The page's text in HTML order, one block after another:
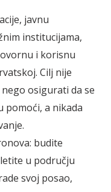
javnu
institucijama,
i korisnu
Cilj nije
osigurati da se
pomoći, a nikada
budite
u području
svoj posao,